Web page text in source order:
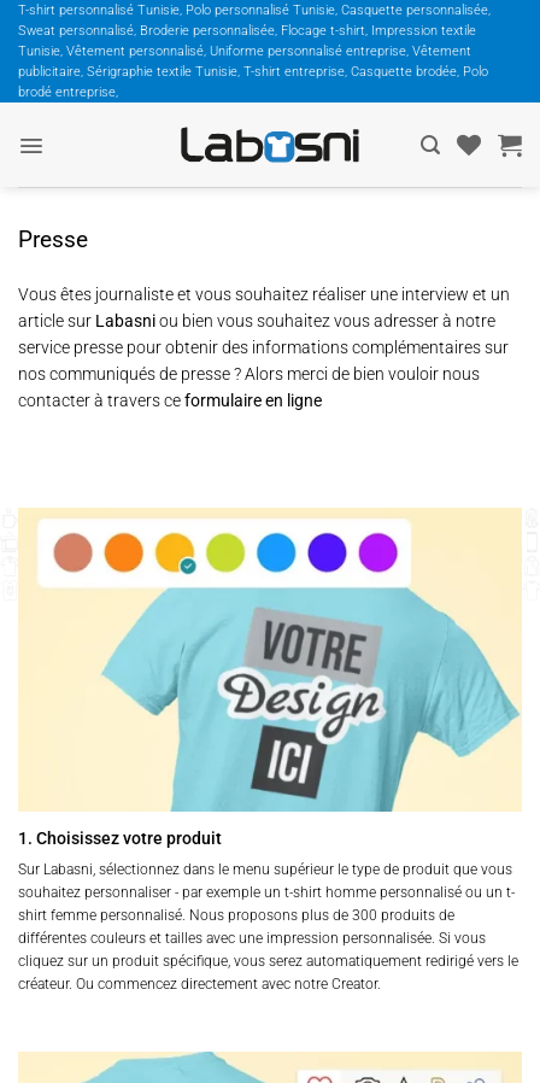
Passer
contenu
T-shirt personnalisé Tunisie, Polo personnalisé Tunisie, Casquette personnalisée,
Sweat personnalisé, Broderie personnalisée, Flocage t-shirt, Impression textile
Tunisie, Vêtement personnalisé, Uniforme personnalisé entreprise, Vêtement
publicitaire, Sérigraphie textile Tunisie, T-shirt entreprise, Casquette brodée, Polo
brodé entreprise,
Presse
Vous êtes journaliste et vous souhaitez réaliser une interview et un
article sur Labasniou bien vous souhaitez vous adresser à notre
service presse pour obtenir des informations complémentaires sur
nos communiqués de presse ? Alors merci de bien vouloir nous
contacter à travers ceformulaire en ligne
1. Choisissez votre produit
Sur Labasni, sélectionnez dans le menu supérieur le type de produit que vous
souhaitez personnaliser - par exemple un t-shirt homme personnalisé ou un t-
shirt femme personnalisé. Nous proposons plus de 300 produits de
différentes couleurs et tailles avec une impression personnalisée. Si vous
cliquez sur un produit spécifique, vous serez automatiquement redirigé vers le
créateur. Ou commencez directement avec notre Creator.